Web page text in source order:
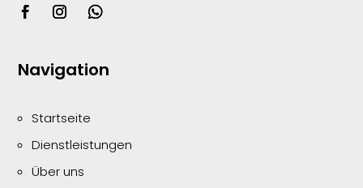
Navigation
Startseite
Dienstleistungen
Über uns